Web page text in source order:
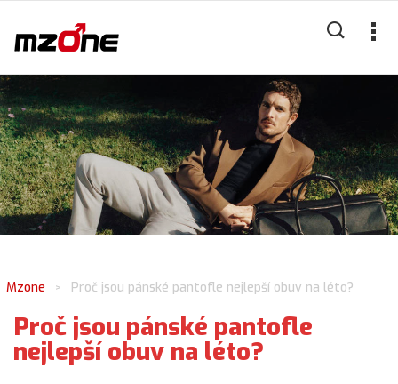
Mzone > Proč jsou pánské pantofle nejlepší obuv na léto?
Proč jsou pánské pantofle
nejlepší obuv na léto?